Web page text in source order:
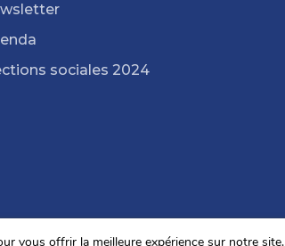
sociales 2024
vous offrir la meilleure expérience sur notre site.